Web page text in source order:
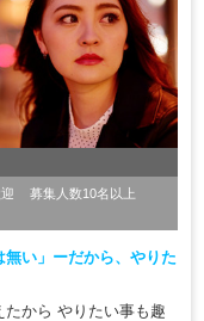
募集人数10名以上
無い」ーだから、やりた
から やりたい事も趣